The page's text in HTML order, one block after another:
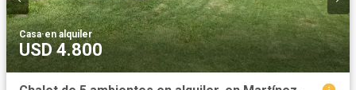
Casa·en alquiler
USD 4.800